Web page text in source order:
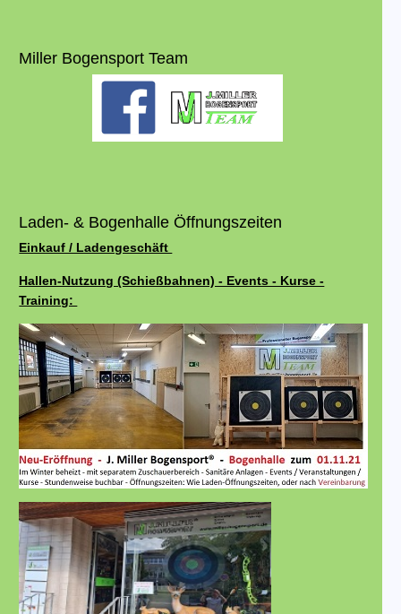
Miller Bogensport Team
Laden- & Bogenhalle Öffnungszeiten
Einkauf / Ladengeschäft
Hallen-Nutzung (Schießbahnen) - Events - Kurse -
Training: